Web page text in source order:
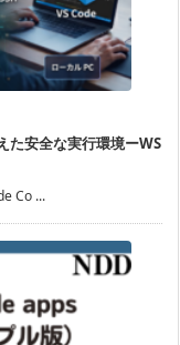
安全な実行環境ーWS
Co ...